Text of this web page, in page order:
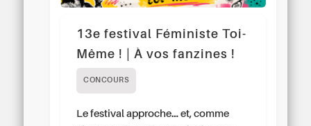
13e festival Féministe Toi-
Même ! | À vos fanzines !
CONCOURS
Le festival approche… et, comme